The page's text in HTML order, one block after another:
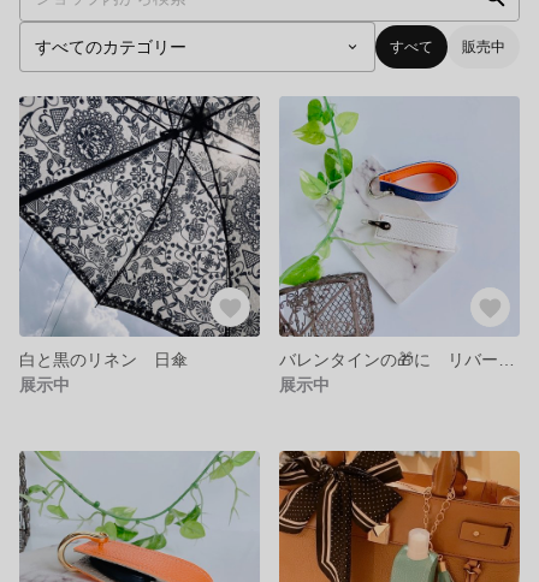
すべて 販売中
白と黒のリネン 日傘
展示中
展示中